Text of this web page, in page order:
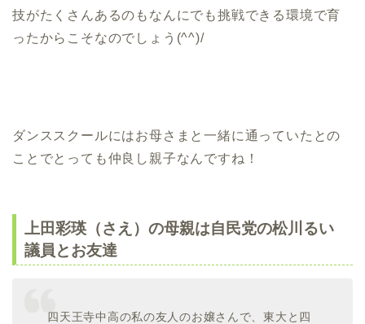
技がたくさんあるのもなんにでも挑戦できる環境で育
ったからこそなのでしょう(^^)/
ダンススクールにはお母さまと一緒に通っていたとの
ことでとっても仲良し親子なんですね！
上田彩瑛（さえ）の母親は自民党の松川るい
議員とお友達
四天王寺中高の私の友人のお嬢さんで、東大と四